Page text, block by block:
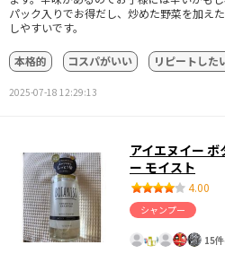
パック入りでお得だし、炒めた野菜を加え
しやすいです。
本格的 コスパがいい リピートした
2025-07-18 12:29:13
アイエヌイー
ー モイスト
4.00
シャンプー
15